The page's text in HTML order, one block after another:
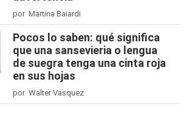
por Martina Baiardi
Pocos lo saben: qué significa
que una sansevieria o lengua
de suegra tenga una cinta roja
en sus hojas
por Walter Vasquez